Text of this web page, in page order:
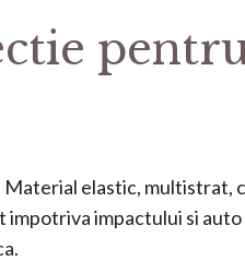
elastic, multistrat,
impactului si